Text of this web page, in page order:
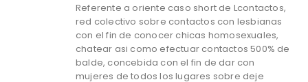
Referente a oriente caso short de Lcontactos,
red colectivo sobre contactos con lesbianas
con el fin de conocer chicas homosexuales,
chatear asi­ como efectuar contactos 500% de
balde, concebida con el fin de dar con
mujeres de todos los lugares sobre deje